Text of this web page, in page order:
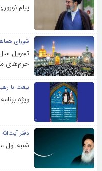
پیام
شورای
تحویل
حرم‌های‌
بیعت با
ویژه
دفتر
شنبه اول